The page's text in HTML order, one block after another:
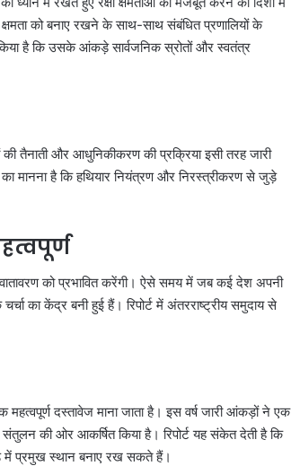
को बनाए रखने के साथ-साथ संबंधित प्रणालियों के
है कि उसके आंकड़े सार्वजनिक स्रोतों और स्वतंत्र
की तैनाती और आधुनिकीकरण की प्रक्रिया इसी तरह जारी
मानना है कि हथियार नियंत्रण और निरस्त्रीकरण से जुड़े
वातावरण को प्रभावित करेंगी। ऐसे समय में जब कई देश अपनी
चर्चा का केंद्र बनी हुई हैं। रिपोर्ट में अंतरराष्ट्रीय समुदाय से
महत्वपूर्ण दस्तावेज माना जाता है। इस वर्ष जारी आंकड़ों ने एक
संतुलन की ओर आकर्षित किया है। रिपोर्ट यह संकेत देती है कि
में प्रमुख स्थान बनाए रख सकते हैं।